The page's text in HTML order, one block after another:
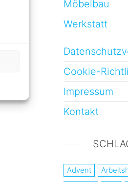
Möbelbau
Werkstatt
Cookie-
Impressum
Kontakt
Advent